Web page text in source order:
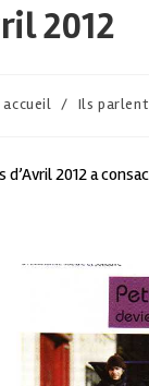
2012
accueil / Ils parlent
2012 a